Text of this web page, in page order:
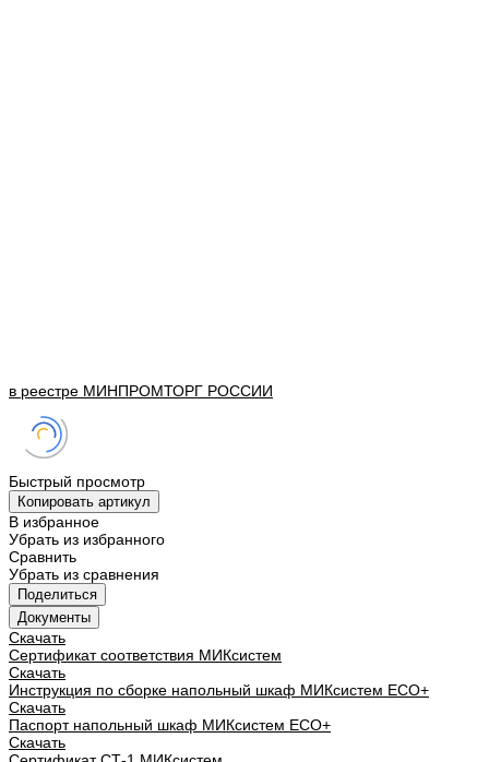
в реестре МИНПРОМТОРГ РОССИИ
Быстрый просмотр
Копировать артикул
В избранное
Убрать из избранного
Сравнить
Убрать из сравнения
Поделиться
Документы
Скачать
Сертификат соответствия МИКсистем
Скачать
Инструкция по сборке напольный шкаф МИКсистем ECO+
Скачать
Паспорт напольный шкаф МИКсистем ECO+
Скачать